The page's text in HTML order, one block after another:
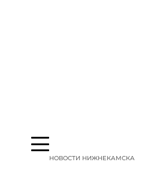
НОВОСТИ НИЖНЕКАМСКА